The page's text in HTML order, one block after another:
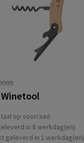
Winetool
op voorraad
in 8 werkdag(en)
geleverd in 1 werkdag(en)